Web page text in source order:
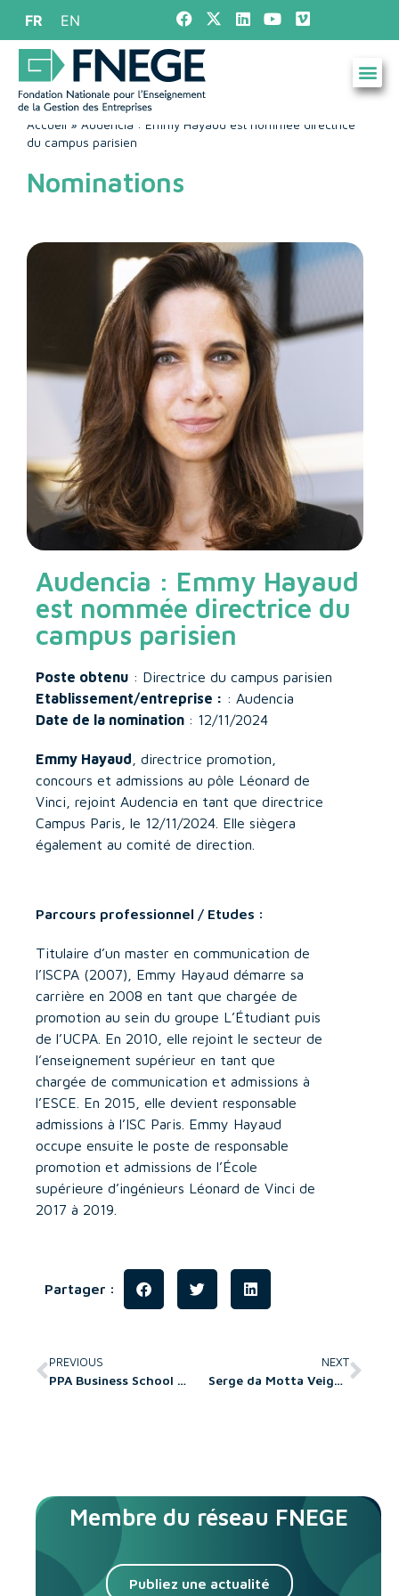
FR EN
Accueil » Audencia : Emmy Hayaud est nommée directrice
du campus parisien
Nominations
Audencia : Emmy Hayaud
est nommée directrice du
campus parisien
Poste obtenu : Directrice du campus parisien
Etablissement/entreprise : : Audencia
Date de la nomination : 12/11/2024
Emmy Hayaud , directrice promotion,
concours et admissions au pôle Léonard de
Vinci, rejoint Audencia en tant que directrice
Campus Paris, le 12/11/2024. Elle siègera
également au comité de direction.
Parcours professionnel / Etudes :
Titulaire d’un master en communication de
l’ISCPA (2007), Emmy Hayaud démarre sa
carrière en 2008 en tant que chargée de
promotion au sein du groupe L’Étudiant puis
de l’UCPA. En 2010, elle rejoint le secteur de
l’enseignement supérieur en tant que
chargée de communication et admissions à
l’ESCE. En 2015, elle devient responsable
admissions à l’ISC Paris. Emmy Hayaud
occupe ensuite le poste de responsable
promotion et admissions de l’École
supérieure d’ingénieurs Léonard de Vinci de
2017 à 2019.
Partager :
PREVIOUS
PPA Business School : nomination de Cédric Ghetty comme directeur général
NEXT
Serge da Motta Veiga est nommé directeur général adjoint faculté de Neoma Business School
Membre du réseau FNEGE
Publiez une actualité